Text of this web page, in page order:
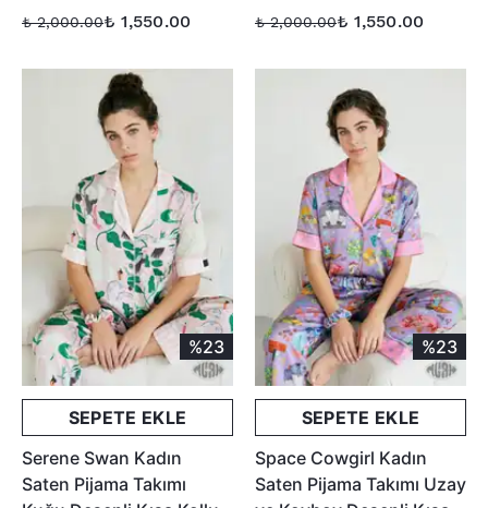
₺ 2,000.00₺ 1,550.00 ₺ 2,000.00₺ 1,550.00
%23
SEPETE EKLE
Serene Swan Kadın
Saten Pijama Takımı
%23
SEPETE EKLE
Space Cowgirl Kadın
Saten Pijama Takımı Uzay